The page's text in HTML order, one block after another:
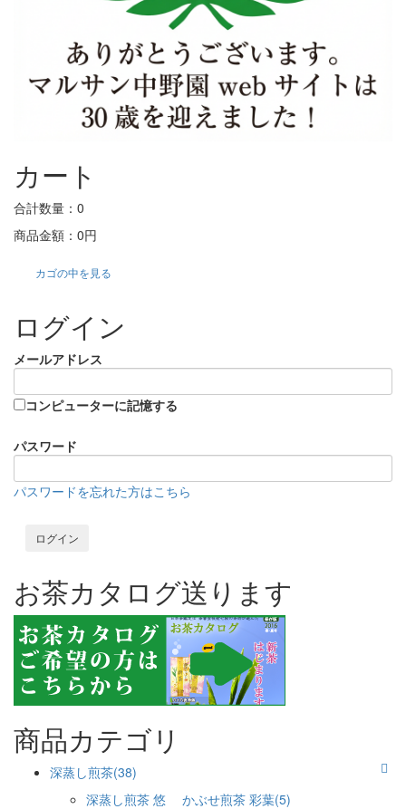
カート
合計数量： 0
商品金額： 0円
カゴの中を見る
ログイン
メールアドレス
コンピューターに記憶する
パスワード
パスワードを忘れた方はこちら
お茶カタログ送ります
商品カテゴリ
深蒸し煎茶(38)
深蒸し煎茶 悠 かぶせ煎茶 彩葉(5)